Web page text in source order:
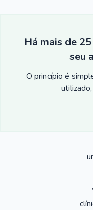
Há mais de
seu
O princípio é